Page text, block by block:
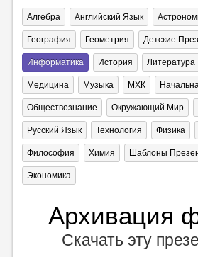
Алгебра Английский Язык
География Геометрия Детские
Информатика История Литература
Медицина Музыка МХК
Обществознание Окружающий Мир
Русский Язык Технология Физика
Философия Химия Шаблоны
Экономика
Архивация
Скачать эту